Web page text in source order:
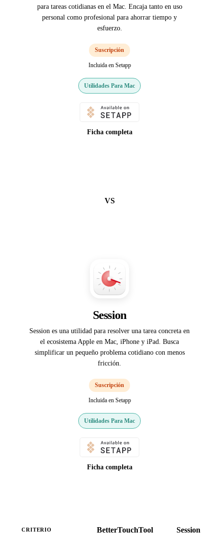
para tareas cotidianas en el Mac. Encaja tanto en uso
personal como profesional para ahorrar tiempo y
esfuerzo.
Suscripción
Incluida en Setapp
Utilidades Para Mac
Ficha completa
VS
Session
Session es una utilidad para resolver una tarea concreta en
el ecosistema Apple en Mac, iPhone y iPad. Busca
simplificar un pequeño problema cotidiano con menos
fricción.
Suscripción
Incluida en Setapp
Utilidades Para Mac
Ficha completa
CRITERIO BetterTouchTool Session